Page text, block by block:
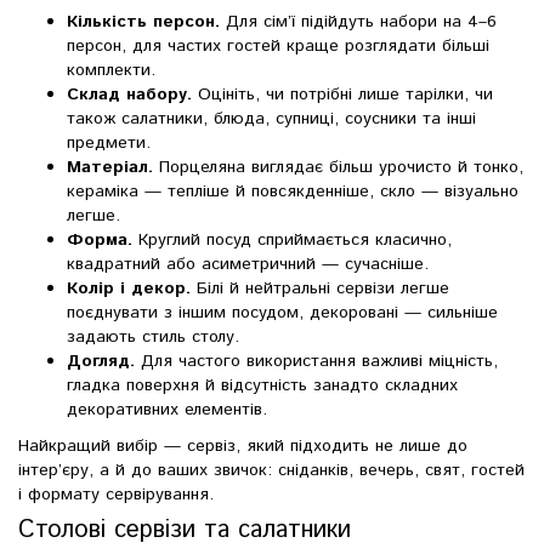
Кількість персон. Для сім’ї підійдуть набори на 4–6
персон, для частих гостей краще розглядати більші
комплекти.
Склад набору. Оцініть, чи потрібні лише тарілки, чи
також салатники, блюда, супниці, соусники та інші
предмети.
Матеріал. Порцеляна виглядає більш урочисто й тонко,
кераміка — тепліше й повсякденніше, скло — візуально
легше.
Форма. Круглий посуд сприймається класично,
квадратний або асиметричний — сучасніше.
Колір і декор. Білі й нейтральні сервізи легше
поєднувати з іншим посудом, декоровані — сильніше
задають стиль столу.
Догляд. Для частого використання важливі міцність,
гладка поверхня й відсутність занадто складних
декоративних елементів.
Найкращий вибір — сервіз, який підходить не лише до
інтер’єру, а й до ваших звичок: сніданків, вечерь, свят, гостей
і формату сервірування.
Столові сервізи та салатники